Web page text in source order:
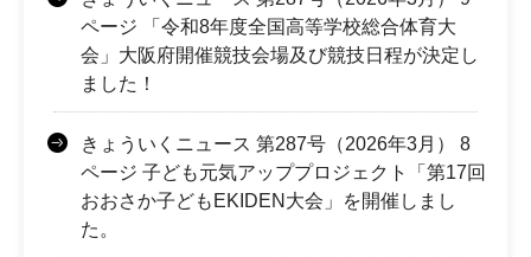
ページ 「令和8年度全国高等学校総合体育大
会」大阪府開催競技会場及び競技日程が決定し
ました！
きょういくニュース 第287号（2026年3月） 8
ページ 子ども元気アッププロジェクト「第17回
おおさか子どもEKIDEN大会」を開催しまし
た。